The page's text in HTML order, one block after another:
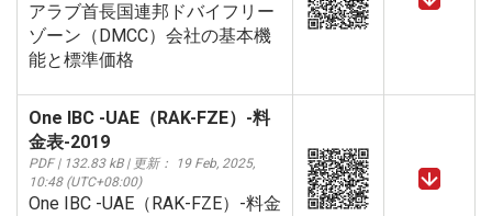
アラブ首長国連邦ドバイフリー
ゾーン（DMCC）会社の基本機
能と標準価格
One IBC -UAE（RAK-FZE）-料
金表-2019
PDF | 132.83 kB | 更新： 19 Feb, 2025,
10:48 (UTC+08:00)
One IBC -UAE（RAK-FZE）-料金